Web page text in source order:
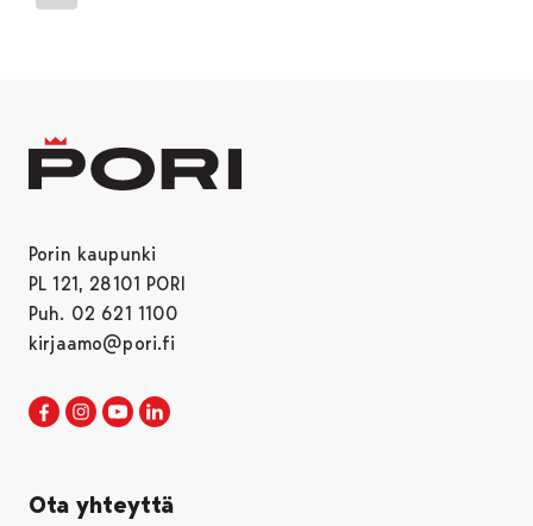
Porin kaupunki
PL 121, 28101 PORI
Puh. 02 621 1100
kirjaamo@pori.fi
Porin kaupunki Facebookissa
Avautuu uudessa välilehdessä
Porin kaupunki Instagramissa
Avautuu uudessa välilehdessä
Porin kaupunki Youtubessa
Avautuu uudessa välilehdessä
Ota yhteyttä